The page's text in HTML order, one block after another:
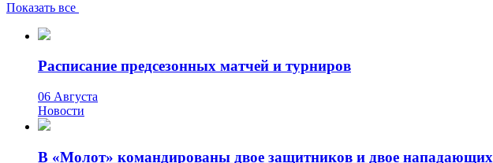
Показать все
Расписание предсезонных матчей и турниров
06 Августа
Новости
В «Молот» командированы двое защитников и двое нападающих